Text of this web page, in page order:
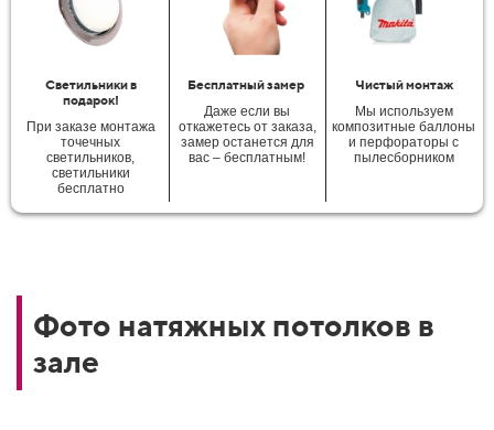
Светильники в
подарок!
При заказе монтажа
точечных
светильников,
светильники
бесплатно
Бесплатный замер
Даже если вы
откажетесь от заказа,
замер останется для
вас – бесплатным!
Чистый монтаж
Мы используем
композитные баллоны
и перфораторы с
пылесборником
Фото натяжных потолков в
зале